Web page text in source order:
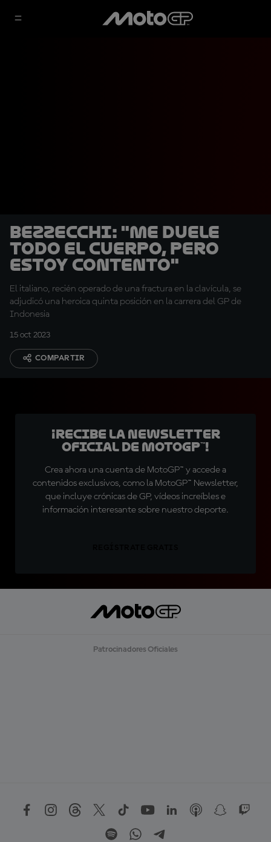
Bezzecchi: "Me duele
todo el cuerpo, pero
estoy contento"
El italiano, recién operado de una fractura en la clavícula, se
adjudicó una heroica quinta posición en la carrera del GP de
Indonesia
15 oct 2023
COMPARTIR
¡Recibe la Newsletter
oficial de MotoGP™!
Crea ahora una cuenta de MotoGP™ y accede a
contenidos exclusivos, como la MotoGP™ Newsletter,
que incluye crónicas de GP, vídeos increíbles e
información interesante sobre nuestro deporte.
Patrocinadores Oficiales